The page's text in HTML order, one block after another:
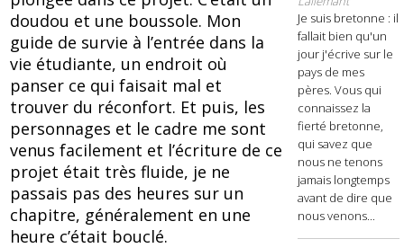
doudou et une boussole. Mon
guide de survie à l’entrée dans la
vie étudiante, un endroit où
panser ce qui faisait mal et
trouver du réconfort. Et puis, les
personnages et le cadre me sont
venus facilement et l’écriture de ce
projet était très fluide, je ne
passais pas des heures sur un
chapitre, généralement en une
heure c’était bouclé.
Je suis bretonne : il
fallait bien qu'un
jour j'écrive sur le
pays de mes
pères. Vous qui
connaissez la
fierté bretonne,
qui savez que
nous ne tenons
jamais longtemps
avant de dire que
nous venons...